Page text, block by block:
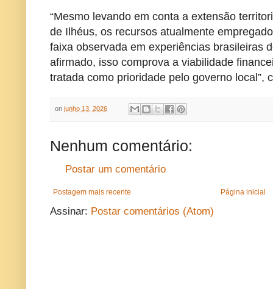
“Mesmo levando em conta a extensão
de Ilhéus, os recursos atualmente
faixa observada em experiências brasileiras
afirmado, isso comprova a viabilidade
tratada como prioridade pelo governo local”,
onjunho 13, 2026
Nenhum comentário:
Postar um comentário
Postagem mais recente Página inicial
Assinar: Postar comentários (Atom)